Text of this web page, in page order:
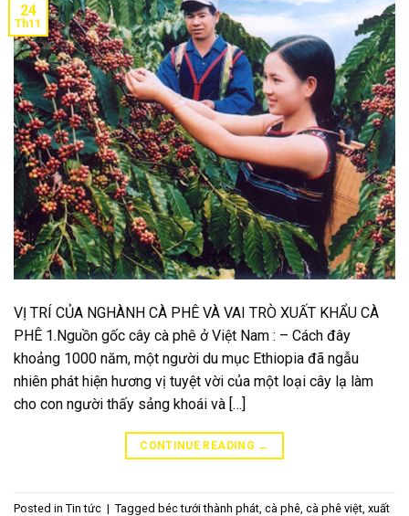
24
Th11
VỊ TRÍ CỦA NGHÀNH CÀ PHÊ VÀ VAI TRÒ XUẤT KHẨU CÀ
PHÊ 1.Nguồn gốc cây cà phê ở Việt Nam : – Cách đây
khoảng 1000 năm, một người du mục Ethiopia đã ngẫu
nhiên phát hiện hương vị tuyệt vời của một loại cây lạ làm
cho con người thấy sảng khoái và […]
CONTINUE READING →
Posted in Tin tức | Tagged béc tưới thành phát cà phê cà phê việt xuất